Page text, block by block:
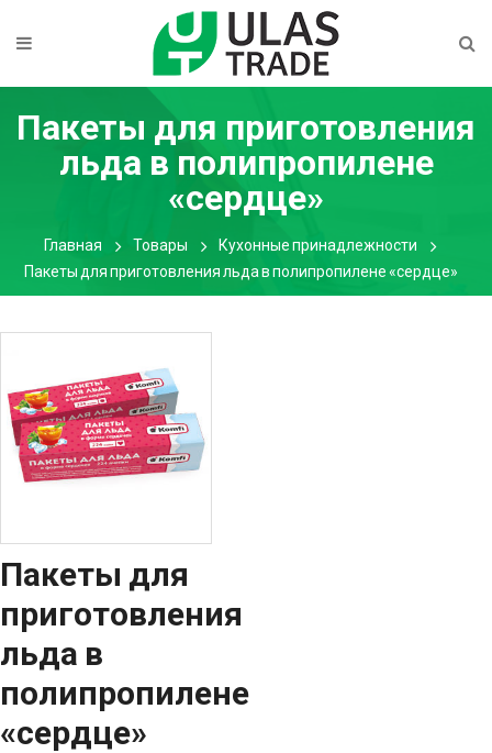
Пакеты для приготовления
льда в полипропилене
«сердце»
Главная Товары
Кухонные принадлежности
Пакеты для приготовления льда в полипропилене «сердце»
Пакеты для
приготовления
льда в
полипропилене
«сердце»